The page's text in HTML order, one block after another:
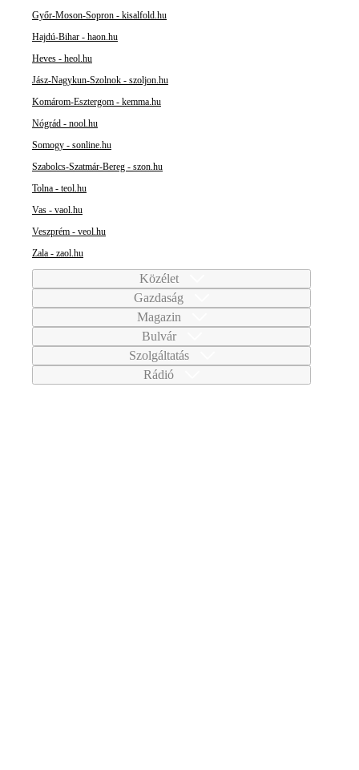
Győr-Moson-Sopron - kisalfold.hu
Hajdú-Bihar - haon.hu
Heves - heol.hu
Jász-Nagykun-Szolnok - szoljon.hu
Komárom-Esztergom - kemma.hu
Nógrád - nool.hu
Somogy - sonline.hu
Szabolcs-Szatmár-Bereg - szon.hu
Tolna - teol.hu
Vas - vaol.hu
Veszprém - veol.hu
Zala - zaol.hu
Közélet
Gazdaság
Magazin
Bulvár
Szolgáltatás
Rádió